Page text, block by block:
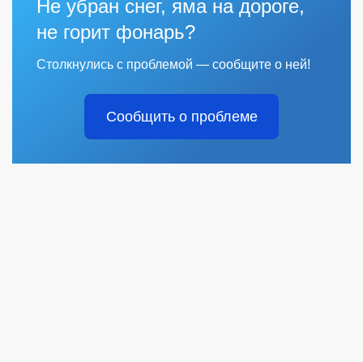
Не убран снег, яма на дороге,
не горит фонарь?
Столкнулись с проблемой — сообщите о ней!
Сообщить о проблеме